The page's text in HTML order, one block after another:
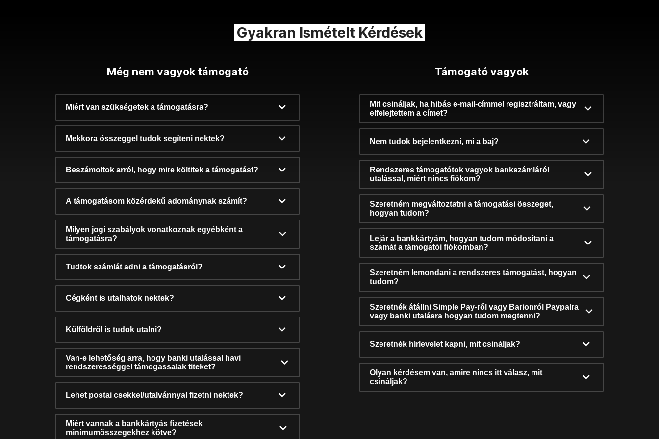
Gyakran Ismételt Kérdések
Még nem vagyok támogató
Miért van szükségetek a támogatásra?
Mekkora összeggel tudok segíteni nektek?
Beszámoltok arról, hogy mire költitek a támogatást?
A támogatásom közérdekű adománynak számít?
Milyen jogi szabályok vonatkoznak egyébként a
támogatásra?
Tudtok számlát adni a támogatásról?
Cégként is utalhatok nektek?
Külföldről is tudok utalni?
Van-e lehetőség arra, hogy banki utalással havi
rendszerességgel támogassalak titeket?
Lehet postai csekkel/utalvánnyal fizetni nektek?
Miért vannak a bankkártyás fizetések
minimumösszegekhez kötve?
Támogató vagyok
Mit csináljak, ha hibás e-mail-címmel regisztráltam, vagy
elfelejtettem a címet?
Nem tudok bejelentkezni, mi a baj?
Rendszeres támogatótok vagyok bankszámláról
utalással, miért nincs fiókom?
Szeretném megváltoztatni a támogatási összeget,
hogyan tudom?
Lejár a bankkártyám, hogyan tudom módosítani a
számát a támogatói fiókomban?
Szeretném lemondani a rendszeres támogatást, hogyan
tudom?
Szeretnék átállni Simple Pay-ről vagy Barionról Paypalra
vagy banki utalásra hogyan tudom megtenni?
Szeretnék hírlevelet kapni, mit csináljak?
Olyan kérdésem van, amire nincs itt válasz, mit
csináljak?